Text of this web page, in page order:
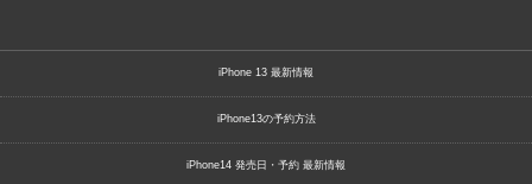
iPhone 13 最新情報
iPhone13の予約方法
iPhone14 発売日・予約 最新情報